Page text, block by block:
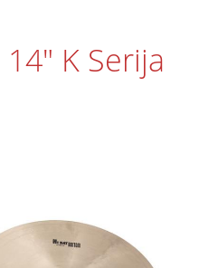
K Serija